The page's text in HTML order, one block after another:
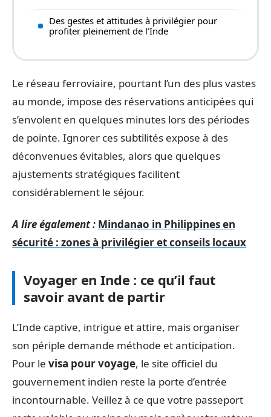
Des gestes et attitudes à privilégier pour
profiter pleinement de l’Inde
Le réseau ferroviaire, pourtant l’un des plus vastes
au monde, impose des réservations anticipées qui
s’envolent en quelques minutes lors des périodes
de pointe. Ignorer ces subtilités expose à des
déconvenues évitables, alors que quelques
ajustements stratégiques facilitent
considérablement le séjour.
A lire également : Mindanao in Philippines en
sécurité : zones à privilégier et conseils locaux
Voyager en Inde : ce qu’il faut
savoir avant de partir
L’Inde captive, intrigue et attire, mais organiser
son périple demande méthode et anticipation.
Pour le visa pour voyage, le site officiel du
gouvernement indien reste la porte d’entrée
incontournable. Veillez à ce que votre passeport